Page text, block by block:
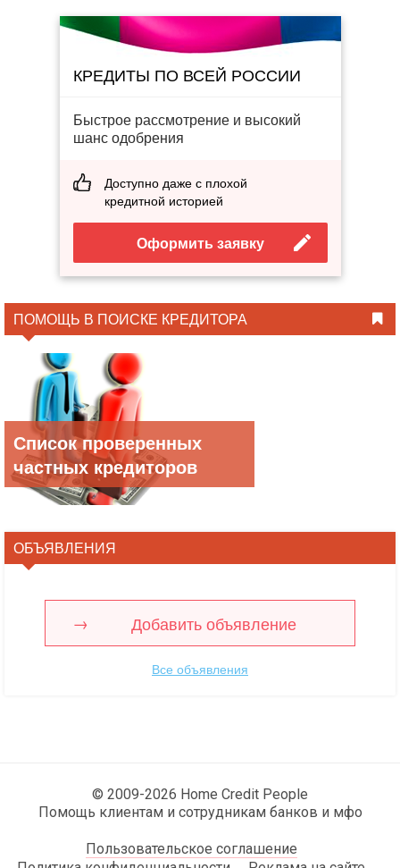
КРЕДИТЫ ПО ВСЕЙ РОССИИ
Быстрое рассмотрение и высокий
шанс одобрения
Доступно даже с плохой
кредитной историей
Оформить заявку
ПОМОЩЬ В ПОИСКЕ КРЕДИТОРА
Список проверенных
частных кредиторов
ОБЪЯВЛЕНИЯ
Добавить объявление
Все объявления
© 2009-2026 Home Credit People
Помощь клиентам и сотрудникам банков и мфо
Пользовательское соглашение